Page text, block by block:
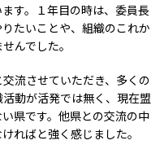
す。１年目の時は、委員長
たいことや、組織のこれか
んでした。
流させていただき、多くの
動が活発では無く、現在盟
県です。他県との交流の中
ればと強く感じました。